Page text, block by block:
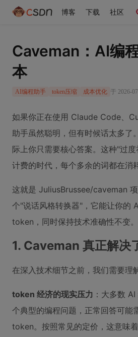
博客 下载 社区
Caveman：AI编
本
AI编程助手 token压缩 成本优化 于 2026-
如果你正在使用 Claude Code、
助手虽然聪明，但有时候话太多
际上你只需要核心答案。这种"过
计费的时代，每个多余的词都在消
这就是 JuliusBrussee/caveman
个"说话风格转换器"，它能让你的
token，同时保持技术准确性不变。
1. Caveman 真正解决
在深入技术细节之前，我们需要理
token 经济的现实压力 ：大多数
个典型的编程问题，正常回答可
token。按照常见的定价，这意味